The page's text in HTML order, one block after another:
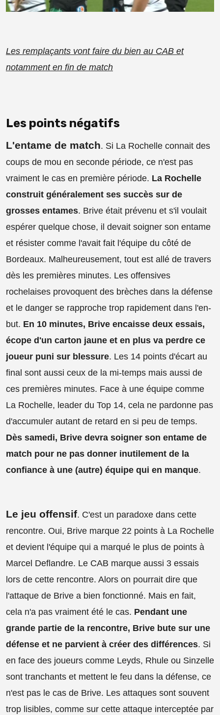
Les remplaçants vont faire du bien au CAB et
notamment en fin de match
Les points négatifs
L'entame de match. Si La Rochelle connait des
coups de mou en seconde période, ce n'est pas
vraiment le cas en première période. La Rochelle
construit généralement ses succès sur de
grosses entames. Brive était prévenu et s'il voulait
espérer quelque chose, il devait soigner son entame
et résister comme l'avait fait l'équipe du côté de
Bordeaux. Malheureusement, tout est allé de travers
dès les premières minutes. Les offensives
rochelaises provoquent des brèches dans la défense
et le danger se rapproche trop rapidement dans l'en-
but. En 10 minutes, Brive encaisse deux essais,
écope d'un carton jaune et en plus va perdre ce
joueur puni sur blessure. Les 14 points d'écart au
final sont aussi ceux de la mi-temps mais aussi de
ces premières minutes. Face à une équipe comme
La Rochelle, leader du Top 14, cela ne pardonne pas
d'accumuler autant de retard en si peu de temps.
Dès samedi, Brive devra soigner son entame de
match pour ne pas donner inutilement de la
confiance à une (autre) équipe qui en manque.
Le jeu offensif. C'est un paradoxe dans cette
rencontre. Oui, Brive marque 22 points à La Rochelle
et devient l'équipe qui a marqué le plus de points à
Marcel Deflandre. Le CAB marque aussi 3 essais
lors de cette rencontre. Alors on pourrait dire que
l'attaque de Brive a bien fonctionné. Mais en fait,
cela n'a pas vraiment été le cas. Pendant une
grande partie de la rencontre, Brive bute sur une
défense et ne parvient à créer des différences. Si
en face des joueurs comme Leyds, Rhule ou Sinzelle
sont tranchants et mettent le feu dans la défense, ce
n'est pas le cas de Brive. Les attaques sont souvent
trop lisibles, comme sur cette attaque interceptée par